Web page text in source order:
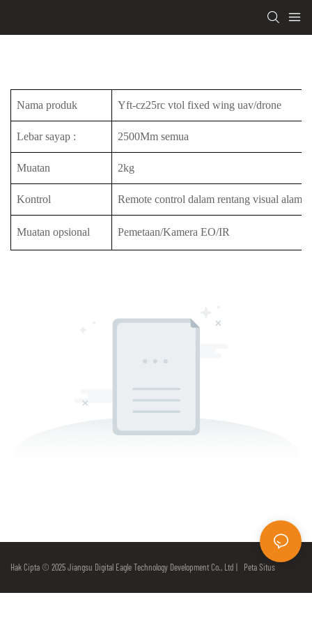
Nama produk Yft-cz25rc vtol fixed wing uav/drone
Lebar sayap : 2500Mm semua
Muatan 2kg
Kontrol Remote control dalam rentang visual alami
Muatan opsional Pemetaan/Kamera EO/IR
Hak Cipta © 2025 Jiangsu Digital Eagle Technology Development Co., Ltd | Peta Situs